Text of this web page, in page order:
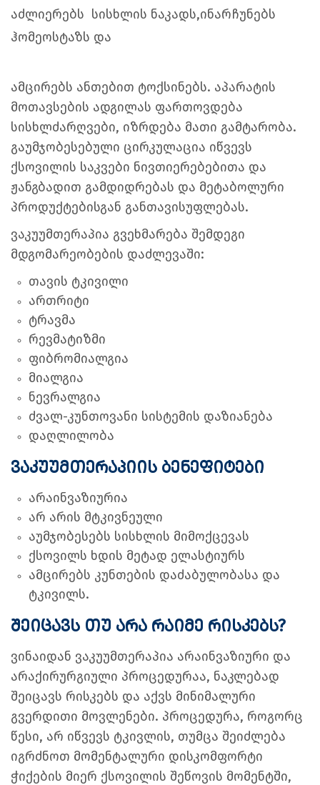
აძლიერებს სისხლის ნაკადს,ინარჩუნებს
ჰომეოსტაზს და
ამცირებს ანთებით ტოქსინებს. აპარატის
მოთავსების ადგილას ფართოვდება
სისხლძარღვები, იზრდება მათი გამტარობა.
გაუმჯობესებული ცირკულაცია იწვევს
ქსოვილის საკვები ნივთიერებებითა და
ჟანგბადით გამდიდრებას და მეტაბოლური
პროდუქტებისგან განთავისუფლებას.
ვაკუუმთერაპია გვეხმარება შემდეგი
მდგომარეობების დაძლევაში:
თავის ტკივილი
ართრიტი
ტრავმა
რევმატიზმი
ფიბრომიალგია
მიალგია
ნევრალგია
ძვალ-კუნთოვანი სისტემის დაზიანება
დაღლილობა
ვაკუუმთერაპიის ბენეფიტები
არაინვაზიურია
არ არის მტკივნეული
აუმჯობესებს სისხლის მიმოქცევას
ქსოვილს ხდის მეტად ელასტიურს
ამცირებს კუნთების დაძაბულობასა და
ტკივილს.
შეიცავს თუ არა რაიმე რისკებს?
ვინაიდან ვაკუუმთერაპია არაინვაზიური და
არაქირურგიული პროცედურაა, ნაკლებად
შეიცავს რისკებს და აქვს მინიმალური
გვერდითი მოვლენები. პროცედურა, როგორც
წესი, არ იწვევს ტკივლის, თუმცა შეიძლება
იგრძნოთ მომენტალური დისკომფორტი
ჭიქების მიერ ქსოვილის შეწოვის მომენტში,